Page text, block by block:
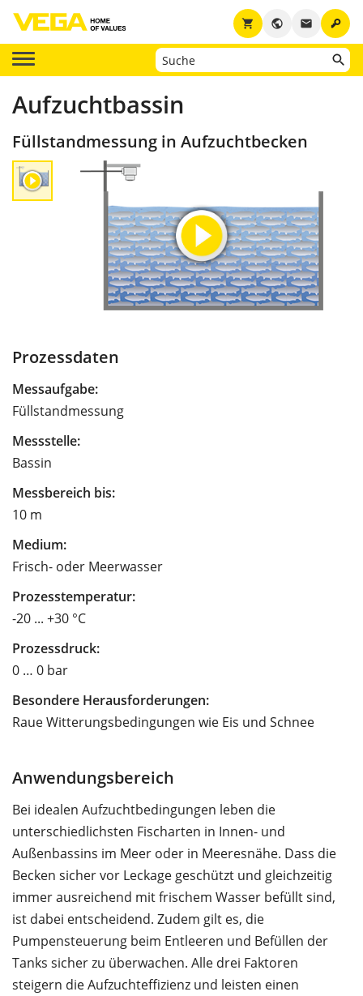
key
email
public
shopping_cart
Aufzuchtbassin
Füllstandmessung in Aufzuchtbecken
Prozessdaten
Messaufgabe:
Füllstandmessung
Messstelle:
Bassin
Messbereich bis:
10 m
Medium:
Frisch- oder Meerwasser
Prozesstemperatur:
-20 ... +30 °C
Prozessdruck:
0 … 0 bar
Besondere Herausforderungen:
Raue Witterungsbedingungen wie Eis und Schnee
Anwendungsbereich
Bei idealen Aufzuchtbedingungen leben die
unterschiedlichsten Fischarten in Innen- und
Außenbassins im Meer oder in Meeresnähe. Dass die
Becken sicher vor Leckage geschützt und gleichzeitig
immer ausreichend mit frischem Wasser befüllt sind,
ist dabei entscheidend. Zudem gilt es, die
Pumpensteuerung beim Entleeren und Befüllen der
Tanks sicher zu überwachen. Alle drei Faktoren
steigern die Aufzuchteffizienz und leisten einen